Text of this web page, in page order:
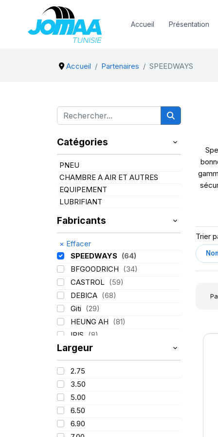
Accueil Présentation
Accueil Partenaires SPEEDWAYS
Catégories
PNEU
CHAMBRE A AIR ET AUTRES
EQUIPEMENT
LUBRIFIANT
Fabricants
× Effacer
SPEEDWAYS (64)
BFGOODRICH (34)
CASTROL (59)
DEBICA (68)
Giti (29)
HEUNG AH (81)
IRIS (8)
ITALMATIC
KLEBER (116)
LASSA
LING LONG
MICHELIN
MITAS
Mondolfo ferro
Largeur
2.75
3.50
5.00
6.50
6.90
Trier